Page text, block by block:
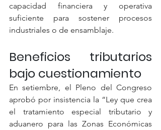
capacidad financiera y operativa
suficiente para sostener procesos
industriales o de ensamblaje.
Beneficios tributarios
bajo cuestionamiento
En setiembre, el Pleno del Congreso
aprobó por insistencia la “Ley que crea
el tratamiento especial tributario y
aduanero para las Zonas Económicas